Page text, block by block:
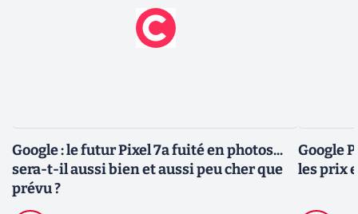
Google : le futur Pixel 7a fuité en photos...
sera-t-il aussi bien et aussi peu cher que
prévu ?
Google
les prix